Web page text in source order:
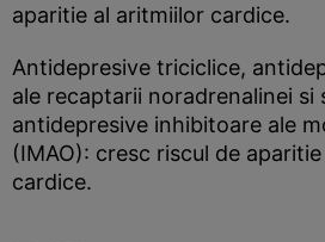
aparitie al aritmiilor cardice.
Antidepresive triciclice,
ale recaptarii noradrenalinei si
antidepresive inhibitoare ale
(IMAO): cresc riscul de
cardice.